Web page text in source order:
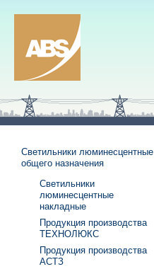
Светильники люминесцентные
общего назначения
Светильники
люминесцентные
накладные
Продукция производства
ТЕХНОЛЮКС
Продукция производства
АСТЗ